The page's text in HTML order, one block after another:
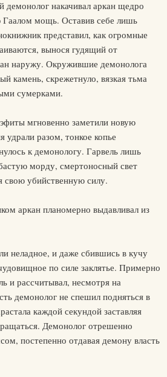
демонолог накачивал аркан щедро
Гаалом мощь. Оставив себе лишь
представил, как огромные
вынося гудящий от
наружу. Окружившие демонолога
камень, скрежетнуло, вязкая тьма
сумерками.
мгновенно заметили новую
удрали разом, тонкое копье
к демонологу. Гарвель лишь
морду, смертоносный свет
свою убийственную силу.
аркан планомерно выдавливал из
неладное, и даже сбившись в кучу
по силе заклятье. Примерно
и рассчитывал, несмотря на
демонолог не спешил подняться в
каждой секундой заставляя
Демонолог отрешенно
постепенно отдавая демону власть